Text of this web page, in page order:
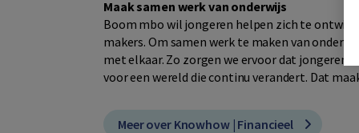
Maak samen werk van onderwijs
Boom mbo wil jongeren helpen zich te
makers. Om samen werk te maken van
met elkaar. Zo zorgen we ervoor dat jongeren
voor een wereld die continu verandert. Dat
Meer over Knowhow | Financieel